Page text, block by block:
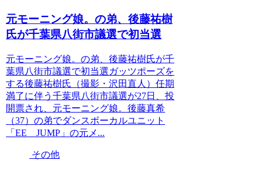
元モーニング娘。の弟、後藤祐樹
氏が千葉県八街市議選で初当選
元モーニング娘。の弟、後藤祐樹氏が千
葉県八街市議選で初当選ガッツポーズを
する後藤祐樹氏（撮影・沢田直人）任期
満了に伴う千葉県八街市議選が27日、投
開票され、元モーニング娘。後藤真希
（37）の弟でダンスボーカルユニット
「EE JUMP」の元メ...
その他